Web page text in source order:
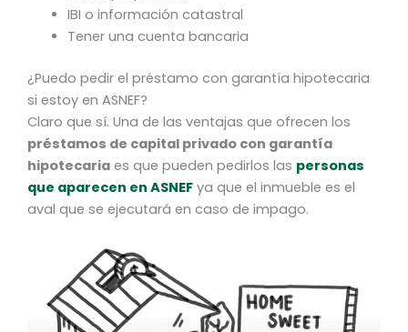
IBI o información catastral
Tener una cuenta bancaria
¿Puedo pedir el préstamo con garantía hipotecaria
si estoy en ASNEF?
Claro que sí. Una de las ventajas que ofrecen los
préstamos de capital privado con garantía
hipotecaria es que pueden pedirlos las personas
que aparecen en ASNEF ya que el inmueble es el
aval que se ejecutará en caso de impago.